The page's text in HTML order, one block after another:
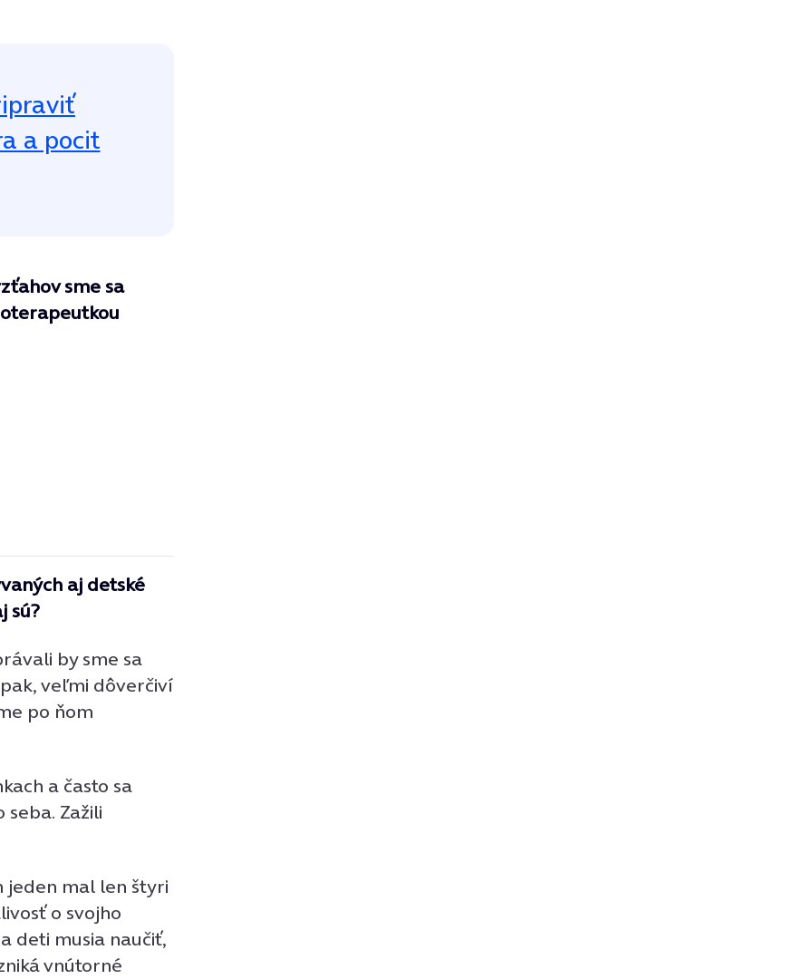
a pocit
sme sa
aj detské
sú?
by sme sa
veľmi dôverčiví
po ňom
a často sa
Zažili
jeden mal len štyri
o svojho
deti musia naučiť,
vnútorné